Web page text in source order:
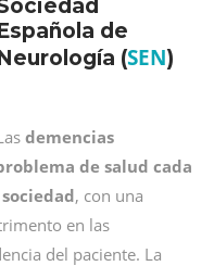
de
(SEN)
demencias
de salud cada
, con una
en las
del paciente. La